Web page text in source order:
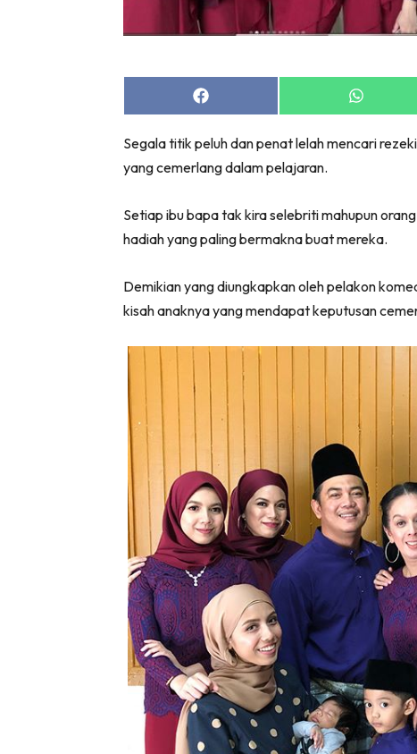
Share
on
Share
on
Segala titik peluh dan penat lelah mencari
yang cemerlang dalam pelajaran.
Setiap ibu bapa tak kira selebriti mahupun
hadiah yang paling bermakna buat mereka.
Demikian yang diungkapkan oleh pelakon
kisah anaknya yang mendapat keputusan